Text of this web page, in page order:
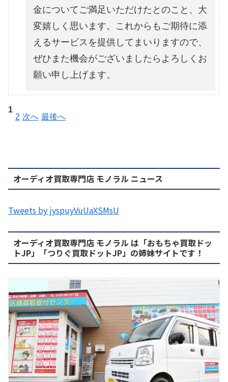
金についてご満足いただけたとのこと、大
変嬉しく思います。これからもご期待に添
えるサービスを提供してまいりますので、
ぜひまた機会がございましたらよろしくお
願い申し上げます。
1
2 次へ 最後へ
オーディオ買取専門店 モノラル ニュース
Tweets by jyspuyVuUaXSMsU
オーディオ買取専門店 モノラル は「おもちゃ買取ドッ
トJP」「つりぐ買取ドットJP」の姉妹サイトです！